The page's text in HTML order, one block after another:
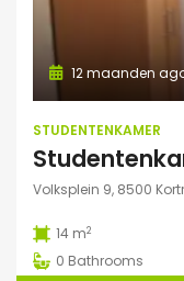
12 maanden
STUDENTENKAMER
Volksplein 9, 8500
14 m2
0 Bathrooms